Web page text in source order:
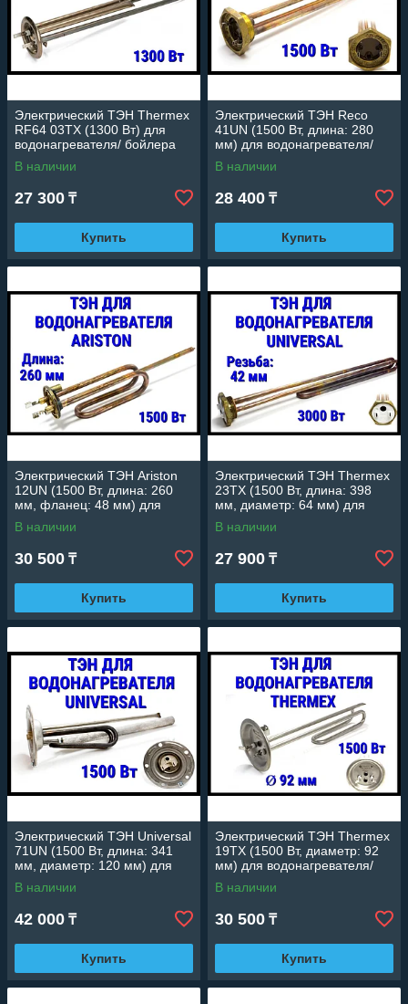
Электрический ТЭН Thermex
RF64 03TX (1300 Вт) для
водонагревателя/ бойлера
В наличии
27 300 ₸
Купить
Электрический ТЭН Reco
41UN (1500 Вт, длина: 280
мм) для водонагревателя/
бойлера
В наличии
28 400 ₸
Купить
Электрический ТЭН Ariston
12UN (1500 Вт, длина: 260
мм, фланец: 48 мм) для
водонагревателя/ бойлера
В наличии
30 500 ₸
Купить
Электрический ТЭН Thermex
23TX (1500 Вт, длина: 398
мм, диаметр: 64 мм) для
водонагревателя/ бойлера
В наличии
27 900 ₸
Купить
Электрический ТЭН Universal
71UN (1500 Вт, длина: 341
мм, диаметр: 120 мм) для
водонагревателя/ бойлера
В наличии
42 000 ₸
Купить
Электрический ТЭН Thermex
19TX (1500 Вт, диаметр: 92
мм) для водонагревателя/
бойлера
В наличии
30 500 ₸
Купить